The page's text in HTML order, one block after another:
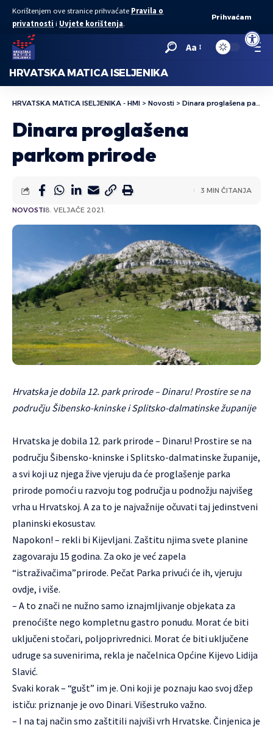
Open
Korištenjem ove stranice prihvaćate Pravila o
privatnosti i Uvjete korištenja.
Prihvaćam
Aa
HRVATSKA MATICA ISELJENIKA
HRVATSKA MATICA ISELJENIKA - HMI > Novosti > Dinara proglašena parkom prirode
Dinara proglašena
parkom prirode
NOVOSTI8. VELJAČE 2021.
3 MIN ČITANJA
Hrvatska je dobila 12. park prirode – Dinaru! Prostire se na
području Šibensko-kninske i Splitsko-dalmatinske županije
Hrvatska je dobila 12. park prirode – Dinaru! Prostire se na
području Šibensko-kninske i Splitsko-dalmatinske županije,
a svi koji uz njega žive vjeruju da će proglašenje parka
prirode pomoći u razvoju tog područja u podnožju najvišeg
vrha u Hrvatskoj. A za to je najvažnije očuvati taj jedinstveni
planinski ekosustav.
Napokon! – rekli bi Kijevljani. Zaštitu njima svete planine
zagovaraju 15 godina. Za oko je već zapela
“istraživačima”prirode. Pečat Parka privući će ih, vjeruju
ovdje, i više.
– A to znači ne nužno samo iznajmljivanje objekata za
prenoćište nego kompletnu gastro ponudu. Morat će biti
uključeni stočari, poljoprivrednici. Morat će biti uključene
udruge sa suvenirima, rekla je načelnica Općine Kijevo Lidija
Slavić.
Svaki korak – “gušt” im je. Oni koji je poznaju kao svoj džep
ističu: priznanje je ovo Dinari. Višestruko važno.
– I na taj način smo zaštitili najviši vrh Hrvatske. Činjenica je